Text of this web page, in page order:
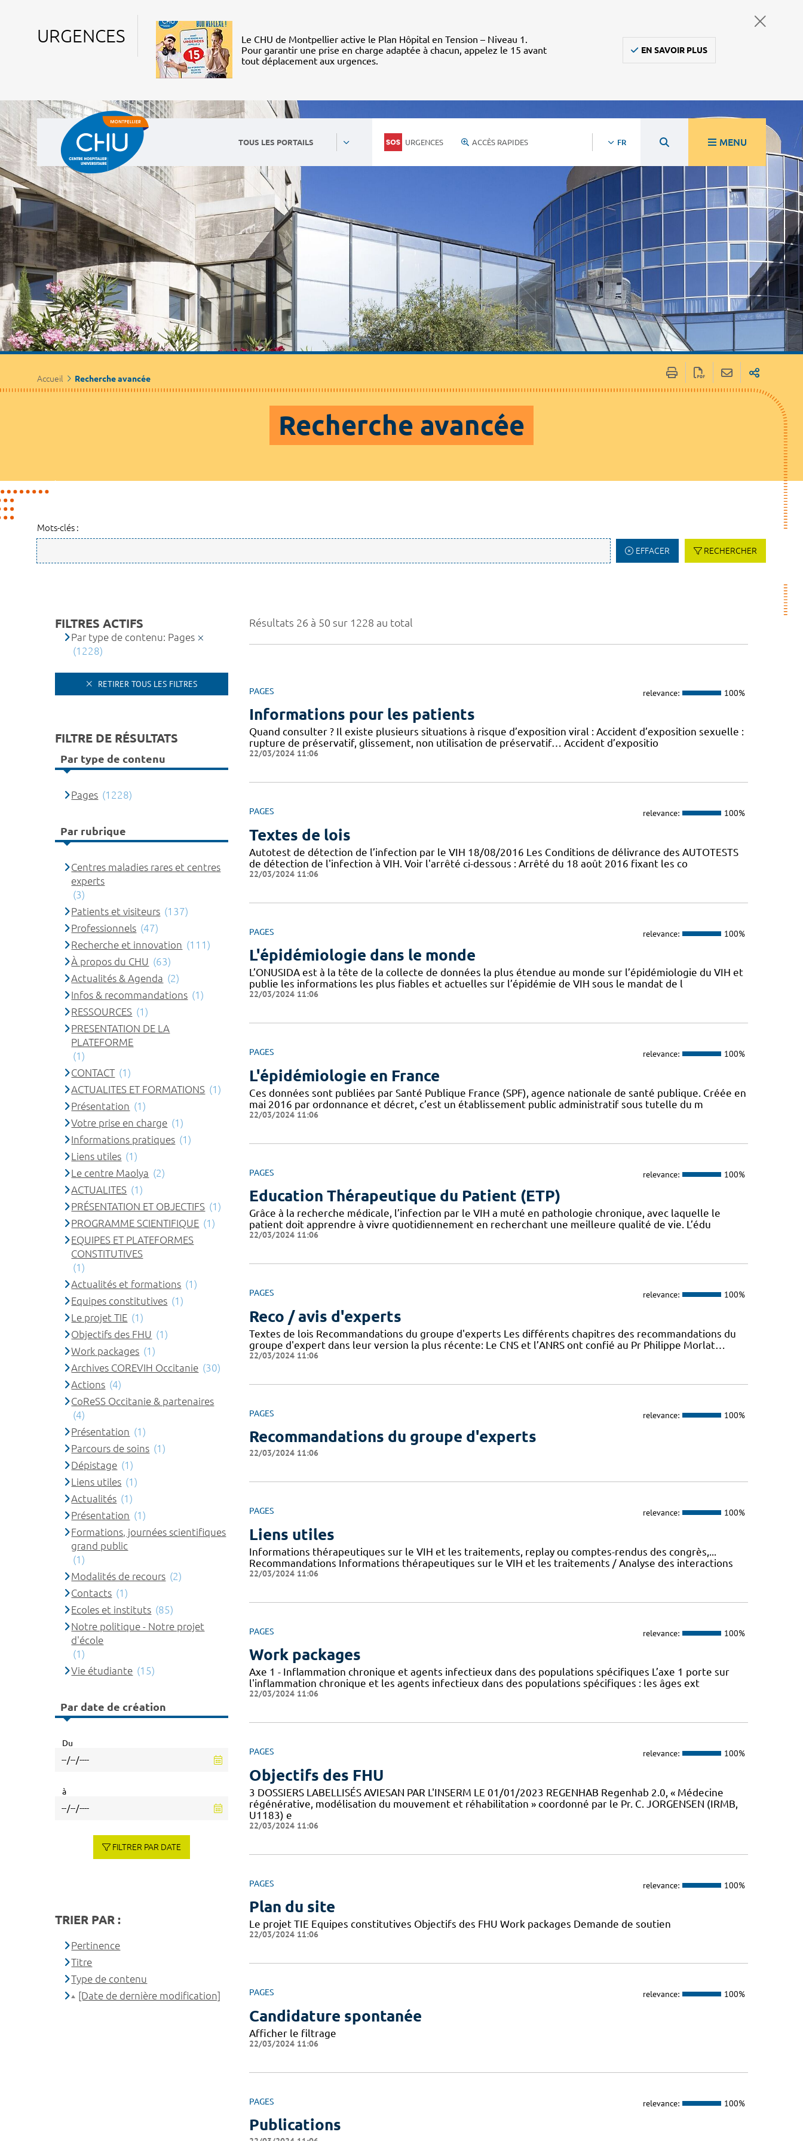
URGENCES
Le CHU de Montpellier active le Plan Hôpital en Tension – Niveau 1.
Pour garantir une prise en charge adaptée à chacun, appelez le 15 avant
tout déplacement aux urgences.
EN SAVOIR PLUS
TOUS LES PORTAILS URGENCES ACCÈS RAPIDES FR MENU
Accueil Recherche avancée
Recherche avancée
Mots-clés :
EFFACER RECHERCHER
Résultats 26 à 50 sur 1228 au total
PAGES relevance: 100%
Informations pour les patients
Quand consulter ? Il existe plusieurs situations à risque d’exposition viral : Accident d’exposition sexuelle :
rupture de préservatif, glissement, non utilisation de préservatif… Accident d’expositio
22/03/2024 11:06
PAGES relevance: 100%
Textes de lois
Autotest de détection de l’infection par le VIH 18/08/2016 Les Conditions de délivrance des AUTOTESTS
de détection de l'infection à VIH. Voir l'arrêté ci-dessous : Arrêté du 18 août 2016 fixant les co
22/03/2024 11:06
PAGES relevance: 100%
L'épidémiologie dans le monde
L’ONUSIDA est à la tête de la collecte de données la plus étendue au monde sur l’épidémiologie du VIH et
publie les informations les plus fiables et actuelles sur l’épidémie de VIH sous le mandat de l
22/03/2024 11:06
PAGES relevance: 100%
L'épidémiologie en France
Ces données sont publiées par Santé Publique France (SPF), agence nationale de santé publique. Créée en
mai 2016 par ordonnance et décret, c’est un établissement public administratif sous tutelle du m
22/03/2024 11:06
PAGES relevance: 100%
Education Thérapeutique du Patient (ETP)
Grâce à la recherche médicale, l’infection par le VIH a muté en pathologie chronique, avec laquelle le
patient doit apprendre à vivre quotidiennement en recherchant une meilleure qualité de vie. L’édu
22/03/2024 11:06
PAGES relevance: 100%
Reco / avis d'experts
Textes de lois Recommandations du groupe d'experts Les différents chapitres des recommandations du
groupe d'expert dans leur version la plus récente: Le CNS et l’ANRS ont confié au Pr Philippe Morlat…
22/03/2024 11:06
PAGES relevance: 100%
Recommandations du groupe d'experts
22/03/2024 11:06
PAGES relevance: 100%
Liens utiles
Informations thérapeutiques sur le VIH et les traitements, replay ou comptes-rendus des congrès,...
Recommandations Informations thérapeutiques sur le VIH et les traitements / Analyse des interactions
22/03/2024 11:06
PAGES relevance: 100%
Work packages
Axe 1 - Inflammation chronique et agents infectieux dans des populations spécifiques L’axe 1 porte sur
l'inflammation chronique et les agents infectieux dans des populations spécifiques : les âges ext
22/03/2024 11:06
PAGES relevance: 100%
Objectifs des FHU
3 DOSSIERS LABELLISÉS AVIESAN PAR L'INSERM LE 01/01/2023 REGENHAB Regenhab 2.0, « Médecine
régénérative, modélisation du mouvement et réhabilitation » coordonné par le Pr. C. JORGENSEN (IRMB,
U1183) e
22/03/2024 11:06
PAGES relevance: 100%
Plan du site
Le projet TIE Equipes constitutives Objectifs des FHU Work packages Demande de soutien
22/03/2024 11:06
PAGES relevance: 100%
Candidature spontanée
Afficher le filtrage
22/03/2024 11:06
PAGES relevance: 100%
Publications
FILTRES ACTIFS
Par type de contenu: Pages
(1228)
RETIRER TOUS LES FILTRES
FILTRE DE RÉSULTATS
Par type de contenu
Pages (1228)
Par rubrique
Centres maladies rares et centres
experts
(3)
Patients et visiteurs (137)
Professionnels (47)
Recherche et innovation (111)
À propos du CHU (63)
Actualités & Agenda (2)
Infos & recommandations (1)
RESSOURCES (1)
PRESENTATION DE LA
PLATEFORME
(1)
CONTACT (1)
ACTUALITES ET FORMATIONS (1)
Présentation (1)
Votre prise en charge (1)
Informations pratiques (1)
Liens utiles (1)
Le centre Maolya (2)
ACTUALITES (1)
PRÉSENTATION ET OBJECTIFS (1)
PROGRAMME SCIENTIFIQUE (1)
EQUIPES ET PLATEFORMES
CONSTITUTIVES
(1)
Actualités et formations (1)
Equipes constitutives (1)
Le projet TIE (1)
Objectifs des FHU (1)
Work packages (1)
Archives COREVIH Occitanie (30)
Actions (4)
CoReSS Occitanie & partenaires
(4)
Présentation (1)
Parcours de soins (1)
Dépistage (1)
Liens utiles (1)
Actualités (1)
Présentation (1)
Formations, journées scientifiques
grand public
(1)
Modalités de recours (2)
Contacts (1)
Ecoles et instituts (85)
Notre politique - Notre projet
d'école
(1)
Vie étudiante (15)
Par date de création
Du
à
FILTRER PAR DATE
TRIER PAR :
Pertinence
Titre
Type de contenu
[Date de dernière modification]